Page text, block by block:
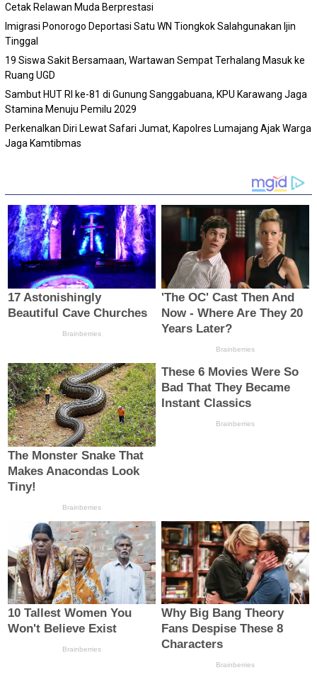
Cetak Relawan Muda Berprestasi
Imigrasi Ponorogo Deportasi Satu WN Tiongkok Salahgunakan Ijin
Tinggal
19 Siswa Sakit Bersamaan, Wartawan Sempat Terhalang Masuk ke
Ruang UGD
Sambut HUT RI ke-81 di Gunung Sanggabuana, KPU Karawang Jaga
Stamina Menuju Pemilu 2029
Perkenalkan Diri Lewat Safari Jumat, Kapolres Lumajang Ajak Warga
Jaga Kamtibmas